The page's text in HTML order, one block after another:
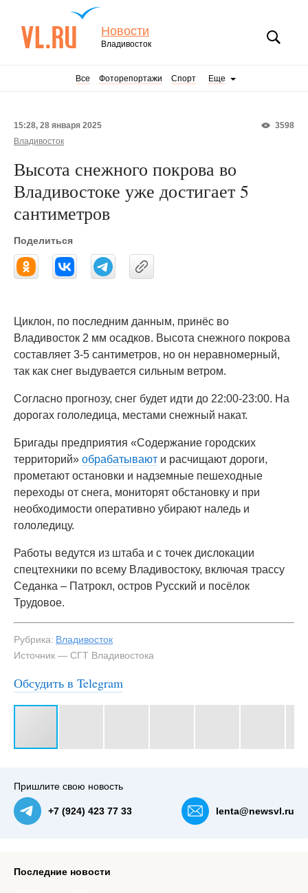
Новости
Владивосток
Все Фоторепортажи Спорт Еще
3598
15:28, 28 января 2025
Владивосток
Высота снежного покрова во
Владивостоке уже достигает 5
сантиметров
Поделиться
Циклон, по последним данным, принёс во
Владивосток 2 мм осадков. Высота снежного покрова
составляет 3-5 сантиметров, но он неравномерный,
так как снег выдувается сильным ветром.
Согласно прогнозу, снег будет идти до 22:00-23:00. На
дорогах гололедица, местами снежный накат.
Бригады предприятия «Содержание городских
территорий» обрабатывают и расчищают дороги,
прометают остановки и надземные пешеходные
переходы от снега, мониторят обстановку и при
необходимости оперативно убирают наледь и
гололедицу.
Работы ведутся из штаба и с точек дислокации
спецтехники по всему Владивостоку, включая трассу
Седанка – Патрокл, остров Русский и посёлок
Трудовое.
Рубрика: Владивосток
Источник — СГТ Владивостока
Обсудить в Telegram
Пришлите свою новость
+7 (924) 423 77 33 lenta@newsvl.ru
Последние новости